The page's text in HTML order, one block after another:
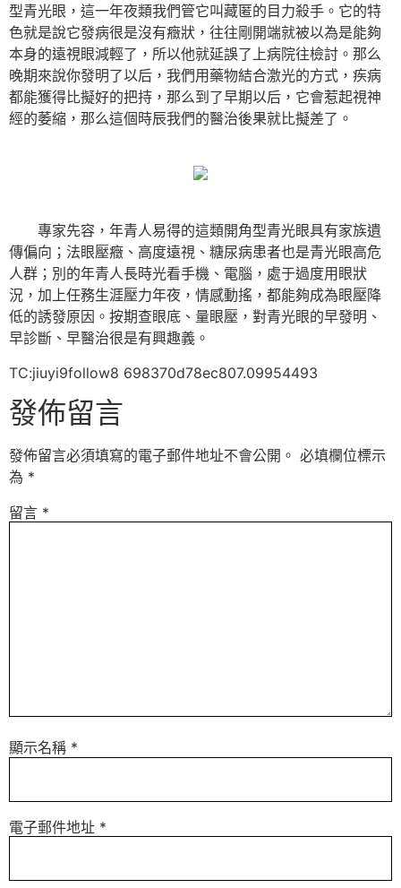
型青光眼，這一年夜類我們管它叫藏匿的目力殺手。它的特
色就是說它發病很是沒有癥狀，往往剛開端就被以為是能夠
本身的遠視眼減輕了，所以他就延誤了上病院往檢討。那么
晚期來說你發明了以后，我們用藥物結合激光的方式，疾病
都能獲得比擬好的把持，那么到了早期以后，它會惹起視神
經的萎縮，那么這個時辰我們的醫治後果就比擬差了。
專家先容，年青人易得的這類開角型青光眼具有家族遺
傳偏向；法眼壓癥、高度遠視、糖尿病患者也是青光眼高危
人群；別的年青人長時光看手機、電腦，處于過度用眼狀
況，加上任務生涯壓力年夜，情感動搖，都能夠成為眼壓降
低的誘發原因。按期查眼底、量眼壓，對青光眼的早發明、
早診斷、早醫治很是有興趣義。
TC:jiuyi9follow8 698370d78ec807.09954493
發佈留言
發佈留言必須填寫的電子郵件地址不會公開。 必填欄位標示
為 *
留言 *
顯示名稱 *
電子郵件地址 *